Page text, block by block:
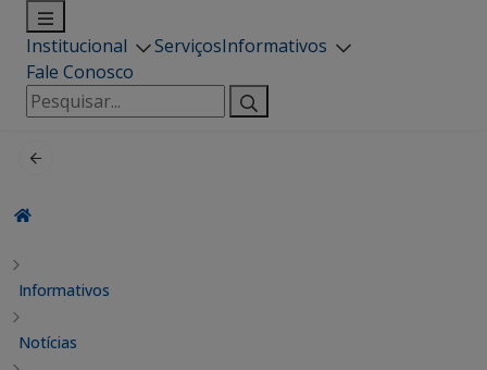
Institucional ServiçosInformativos
Fale Conosco
Pesquisar
por:
Informativos
Notícias